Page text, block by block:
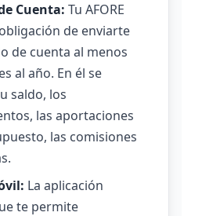
Cuenta: Tu AFORE
de enviarte
de cuenta al menos
al año. En él se
saldo, los
las aportaciones
las comisiones
La aplicación
te permite